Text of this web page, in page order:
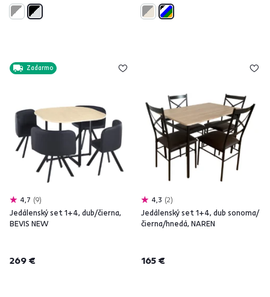
Zadarmo
4,7 9
Jedálenský set 1+4, dub/čierna,
BEVIS NEW
269 €
4,3 2
Jedálenský set 1+4, dub sonoma/
čierna/hnedá, NAREN
165 €